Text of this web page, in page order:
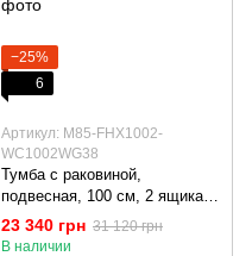
−25%
6
Артикул: M85-FHX1002-
WC1002WG38
Тумба с раковиной,
подвесная, 100 см, 2 ящика
AM.PM M85-FHX1002-
WC1002WG38 X-Joy
23 340 грн 31 120 грн
В наличии